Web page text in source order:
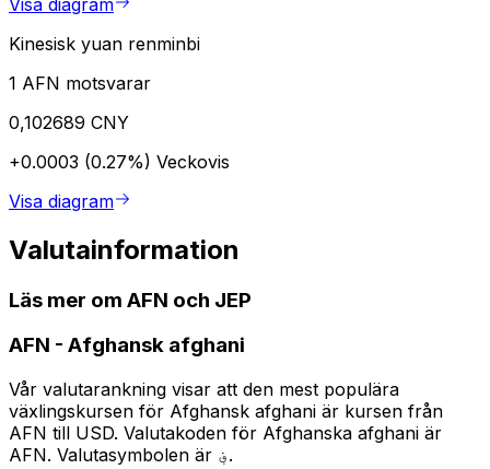
Kinesisk yuan renminbi
1 AFN motsvarar
0,102689 CNY
+0.0003 (0.27%) Veckovis
Visa diagram
Valutainformation
Läs mer om AFN och JEP
AFN - Afghansk afghani
Vår valutarankning visar att den mest populära
växlingskursen för Afghansk afghani är kursen från
AFN till USD. Valutakoden för Afghanska afghani är
AFN. Valutasymbolen är ؋.